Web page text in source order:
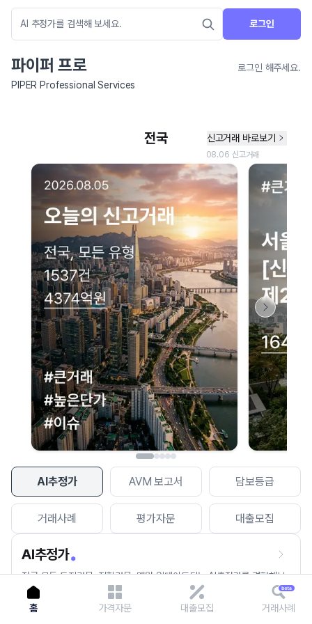
로그인
파이퍼 프로
로그인 해주세요.
PIPER Professional Services
AI추정가 AVM 보고서 담보등급
거래사례 평가자문 대출모집
AI추정가
전국 모든 토지건물, 집합건물, 매월 업데이트되는 AI추정가를 경험해보
세요.
네이버 지도 연결 안내
현재 네이버 지도 연결이 원활하지 않아 지도를 불러올 수 없습니다.
이용에 불편을 드려 죄송합니다.
다시 시도
홈 가격자문 대출모집 거래사례